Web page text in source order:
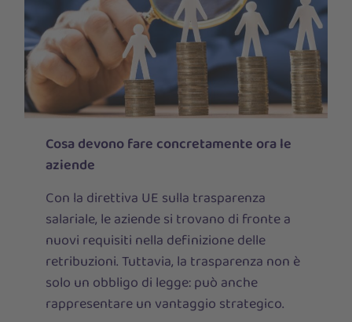
Cosa devono fare concretamente ora le
aziende
Con la direttiva UE sulla trasparenza
salariale, le aziende si trovano di fronte a
nuovi requisiti nella definizione delle
retribuzioni. Tuttavia, la trasparenza non è
solo un obbligo di legge: può anche
rappresentare un vantaggio strategico.